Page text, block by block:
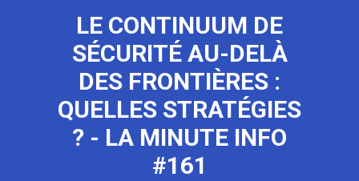
LE CONTINUUM DE
SÉCURITÉ AU-DELÀ
DES FRONTIÈRES :
QUELLES STRATÉGIES
? - LA MINUTE INFO
#161